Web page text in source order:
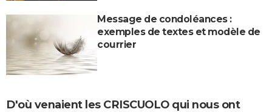
Message de condoléances :
exemples de textes et modèle de
courrier
D'où venaient les CRISCUOLO qui nous ont